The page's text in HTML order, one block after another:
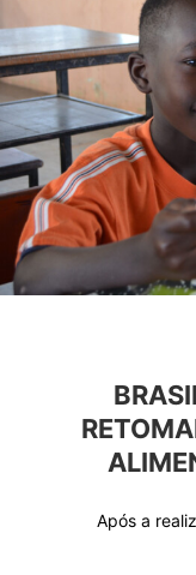
Após a